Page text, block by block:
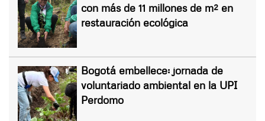
con más de 11 millones de m² en
restauración ecológica
Bogotá embellece: jornada de
voluntariado ambiental en la UPI
Perdomo